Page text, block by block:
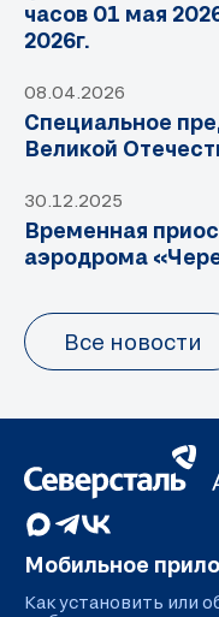
часов 01 мая
2026г.
08.04.2026
Специальное
Великой
30.12.2025
Временная
аэродрома
Все новости
Мобильное
Как установить или